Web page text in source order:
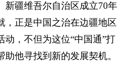
新疆维吾尔自治区成立70年
，正是中国之治在边疆地区
动，不但为这位“中国通”打
他寻找到新的发展契机。